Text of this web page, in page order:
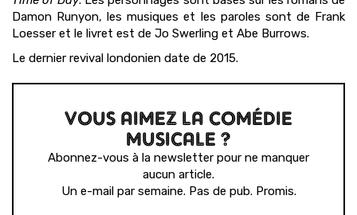
Damon Runyon, les musiques et les paroles sont de Frank
Loesser et le livret est de Jo Swerling et Abe Burrows.
Le dernier revival londonien date de 2015.
VOUS AIMEZ LA COMÉDIE
MUSICALE ?
Abonnez-vous à la newsletter pour ne manquer
aucun article.
Un e-mail par semaine. Pas de pub. Promis.